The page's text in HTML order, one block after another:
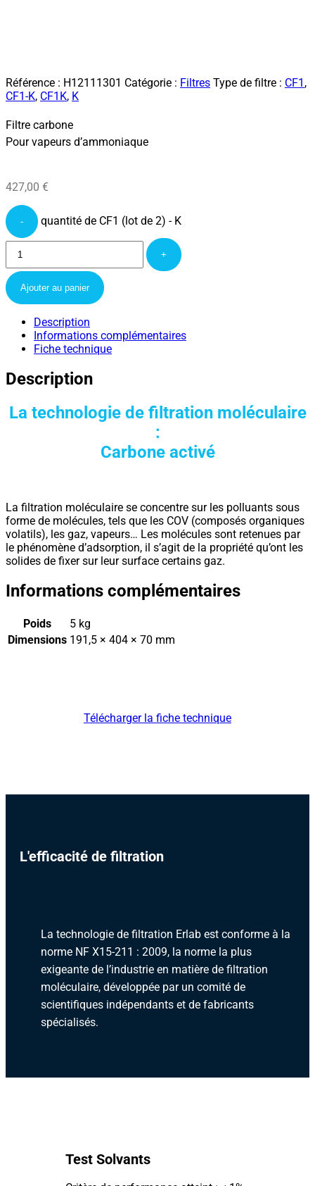
Référence : H12111301 Catégorie : Filtres Type de filtre : CF1 ,
CF1-K, CF1K, K
Filtre carbone
Pour vapeurs d’ammoniaque
427,00 €
- quantité de CF1 (lot de 2) - K
+
Ajouter au panier
Description
Informations complémentaires
Fiche technique
Description
La technologie de filtration moléculaire
:
Carbone activé
La filtration moléculaire se concentre sur les polluants sous
forme de molécules, tels que les COV (composés organiques
volatils), les gaz, vapeurs… Les molécules sont retenues par
le phénomène d’adsorption, il s’agit de la propriété qu’ont les
solides de fixer sur leur surface certains gaz.
Informations complémentaires
Poids
5 kg
Dimensions 191,5 × 404 × 70 mm
Télécharger la fiche technique
L'efficacité de filtration
La technologie de filtration Erlab est conforme à la
norme NF X15-211 : 2009, la norme la plus
exigeante de l’industrie en matière de filtration
moléculaire, développée par un comité de
scientifiques indépendants et de fabricants
spécialisés.
Test Solvants